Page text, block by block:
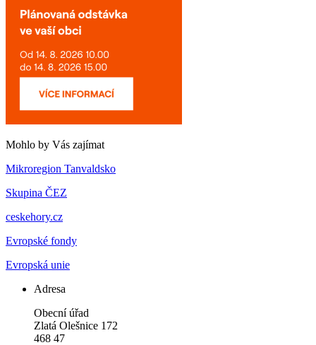
Mohlo by Vás zajímat
Mikroregion Tanvaldsko
Skupina ČEZ
ceskehory.cz
Evropské fondy
Evropská unie
Adresa
Obecní úřad
Zlatá Olešnice 172
468 47